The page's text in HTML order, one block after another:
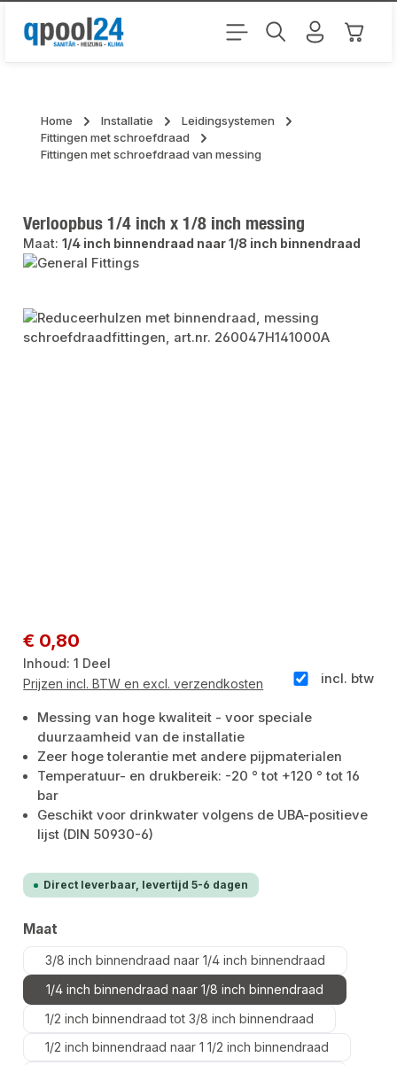
Ga naar de hoofdinhoud
Home Installatie
Leidingsystemen
Fittingen met schroefdraad
Fittingen met schroefdraad van messing
Verloopbus 1/4 inch x 1/8 inch messing
Maat:1/4 inch binnendraad naar 1/8 inch binnendraad
Afbeeldingengalerij overslaan
Normale prijs:
€ 0,80
Inhoud:1 Deel
incl. btw
Prijzen incl. BTW en excl. verzendkosten
Messing van hoge kwaliteit - voor speciale
duurzaamheid van de installatie
Zeer hoge tolerantie met andere pijpmaterialen
Temperatuur- en drukbereik: -20 ° tot +120 ° tot 16
bar
Geschikt voor drinkwater volgens de UBA-positieve
lijst (DIN 50930-6)
Direct leverbaar, levertijd 5-6 dagen
Selecteer
Maat
3/8 inch binnendraad naar 1/4 inch binnendraad
1/4 inch binnendraad naar 1/8 inch binnendraad
1/2 inch binnendraad tot 3/8 inch binnendraad
1/2 inch binnendraad naar 1 1/2 inch binnendraad